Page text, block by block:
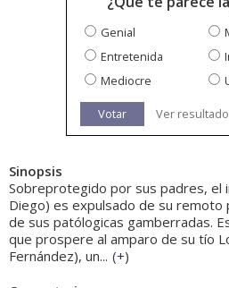
Genial
Entretenida
Mediocre
Votar Ver
Sinopsis
Sobreprotegido por sus padres, el
Diego) es expulsado de su remoto
de sus patólogicas gamberradas.
que prospere al amparo de su tío
Fernández), un... (+)